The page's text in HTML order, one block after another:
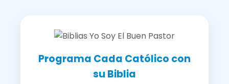
Programa Cada Católico con
su Biblia